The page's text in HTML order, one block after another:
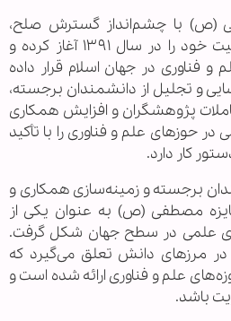
(ص) با چشم‌انداز گسترش صلح،
امنیت و رفاه بشریت، فعالیت خود را در سال ۱۳۹۱ آغاز کرده و
فناوری در جهان اسلام قرار داده
و تجلیل از دانشمندان برجسته،
پژوهشگران و افزایش همکاری
حوزهای علم و فناوری را با تأکید
کار دارد.
برجسته و زمینه‌سازی همکاری و
مصطفی (ص) به عنوان یکی از
علمی در سطح جهان شکل گرفت.
در مرزهای دانش تعلق می‌گیرد که
علم و فناوری ارائه شده است و
باشد.